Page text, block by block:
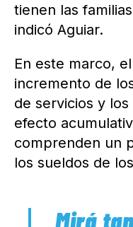
tienen las
indicó Aguiar.
En este marco,
incremento de
de servicios y
efecto
comprenden un
los sueldos de